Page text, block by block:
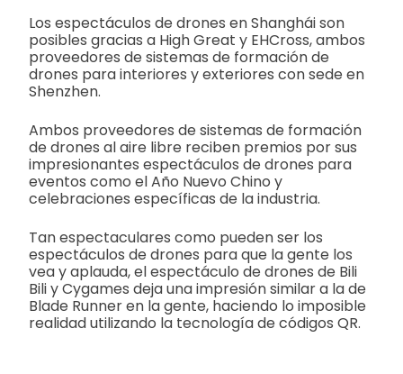
Los espectáculos de drones en Shanghái son
posibles gracias a High Great y EHCross, ambos
proveedores de sistemas de formación de
drones para interiores y exteriores con sede en
Shenzhen.
Ambos proveedores de sistemas de formación
de drones al aire libre reciben premios por sus
impresionantes espectáculos de drones para
eventos como el Año Nuevo Chino y
celebraciones específicas de la industria.
Tan espectaculares como pueden ser los
espectáculos de drones para que la gente los
vea y aplauda, el espectáculo de drones de Bili
Bili y Cygames deja una impresión similar a la de
Blade Runner en la gente, haciendo lo imposible
realidad utilizando la tecnología de códigos QR.